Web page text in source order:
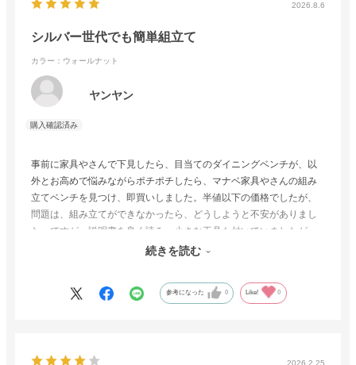
2026.8.6
シルバー世代でも簡単組立て
カラー：ウォールナット
ヤンヤン
事前に家具やさんで下見したら、目当てのダイニングベンチが、以
外とお高めで悩みながらポチポチしたら、マナベ家具やさんの組み
立てベンチを見つけ、即買いしました。半値以下の価格でしたが、
問題は、組み立てができなかったら、どうしようと不安がありまし
た。ですが、説明書を良く読み、小さな工具も付いていましたが、
家の電動を使いながら、約30分位で、組み立てでき、大満足でし
続きを読む
参考になった 0 Like! 0
2026.2.25